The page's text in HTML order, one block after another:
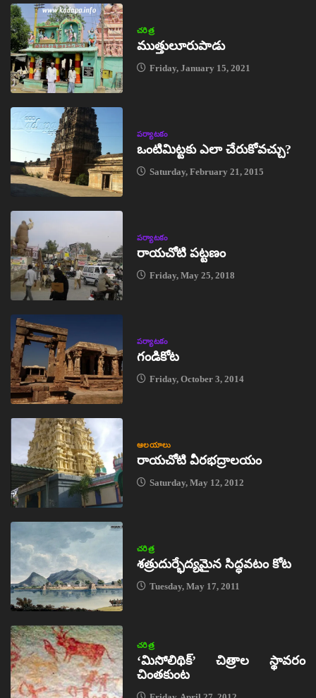
చరిత్ర
ముత్తులూరుపాడు
Friday, January 15, 2021
పర్యాటకం
ఒంటిమిట్టకు ఎలా చేరుకోవచ్చు?
Saturday, February 21, 2015
పర్యాటకం
రాయచోటి పట్టణం
Friday, May 25, 2018
పర్యాటకం
గండికోట
Friday, October 3, 2014
ఆలయాలు
రాయచోటి వీరభద్రాలయం
Saturday, May 12, 2012
చరిత్ర
శత్రుదుర్భేద్యమైన సిద్ధవటం కోట
Tuesday, May 17, 2011
చరిత్ర
‘మిసోలిథిక్‌’ చిత్రాల స్థావరం
చింతకుంట